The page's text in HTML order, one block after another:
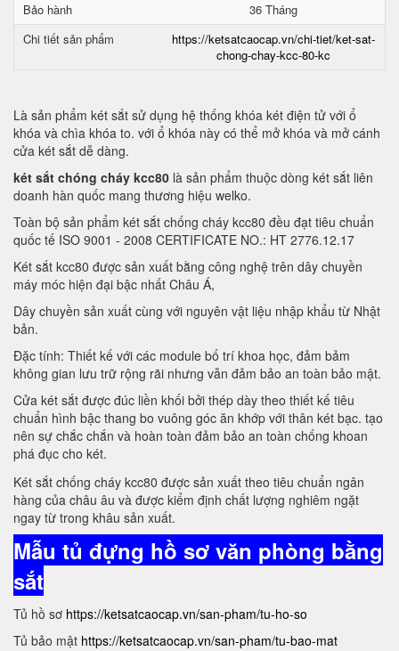
Bảo hành
36 Tháng
Chi tiết sản phẩm
https://ketsatcaocap.vn/chi-tiet/ket-sat-
chong-chay-kcc-80-kc
Là sản phẩm két sắt sử dụng hệ thống khóa két điện tử với ổ
khóa và chìa khóa to. với ổ khóa này có thể mở khóa và mở cánh
cửa két sắt dễ dàng.
két sắt chóng cháy kcc80 là sản phẩm thuộc dòng két sắt liên
doanh hàn quốc mang thương hiệu welko.
Toàn bộ sản phẩm két sắt chống cháy kcc80 đều đạt tiêu chuẩn
quốc tế ISO 9001 - 2008 CERTIFICATE NO.: HT 2776.12.17
Két sắt kcc80 được sản xuất bằng công nghệ trên dây chuyền
máy móc hiện đại bậc nhất Châu Á,
Dây chuyền sản xuất cùng với nguyên vật liệu nhập khẩu từ Nhật
bản.
Đặc tính: Thiết kế với các module bố trí khoa học, đảm bảm
không gian lưu trữ rộng rãi nhưng vẫn đảm bảo an toàn bảo mật.
Cửa két sắt được đúc liền khối bởi thép dày theo thiết kế tiêu
chuẩn hình bậc thang bo vuông góc ăn khớp với thân két bạc. tạo
nên sự chắc chắn và hoàn toàn đảm bảo an toàn chống khoan
phá đục cho két.
Két sắt chống cháy kcc80 được sản xuất theo tiêu chuẩn ngân
hàng của châu âu và được kiểm định chất lượng nghiêm ngặt
ngay từ trong khâu sản xuất.
Mẫu tủ đựng hồ sơ văn phòng bằng
sắt
Tủ hồ sơ https://ketsatcaocap.vn/san-pham/tu-ho-so
Tủ bảo mật https://ketsatcaocap.vn/san-pham/tu-bao-mat